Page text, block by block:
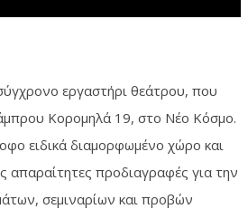
εργαστήρι θεάτρου, που
Κορομηλά 19, στο Νέο Κόσμο.
ειδικά διαμορφωμένο χώρο και
απαραίτητες προδιαγραφές για την
σεμιναρίων και προβών